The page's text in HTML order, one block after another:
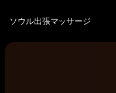
ソウル出張マッサージ